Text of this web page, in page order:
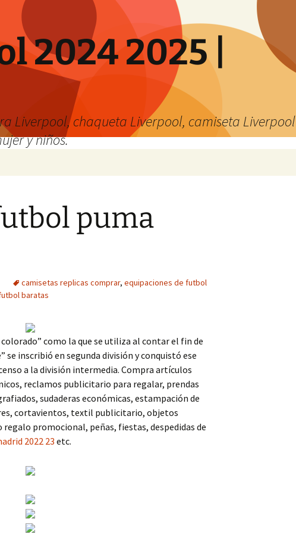
2024 2025 |
Liverpool, chaqueta Liverpool, camiseta Liverpool
y niños.
puma
camisetas replicas comprar, equipaciones de futbol
baratas
como la que se utiliza al contar el fin de
inscribió en segunda división y conquistó ese
a la división intermedia. Compra artículos
reclamos publicitario para regalar, prendas
sudaderas económicas, estampación de
cortavientos, textil publicitario, objetos
promocional, peñas, fiestas, despedidas de
2022 23etc.